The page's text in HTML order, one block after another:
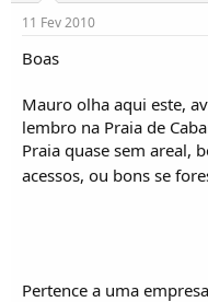
11 Fev 2010
Boas
Mauro olha aqui este,
lembro na Praia de
Praia quase sem areal,
acessos, ou bons se
Pertence a uma